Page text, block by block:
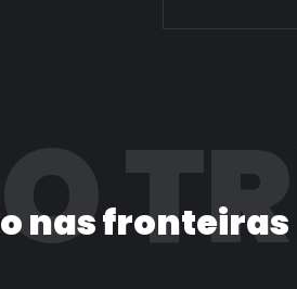
nas fronteiras